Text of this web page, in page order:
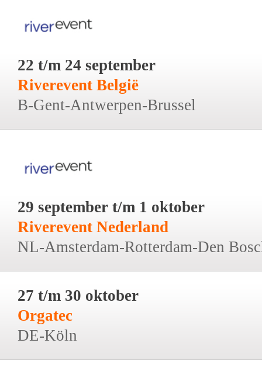
22 t/m 24 september
Riverevent België
B-Gent-Antwerpen-Brussel
29 september t/m 1 oktober
Riverevent Nederland
NL-Amsterdam-Rotterdam-Den
27 t/m 30 oktober
Orgatec
DE-Köln